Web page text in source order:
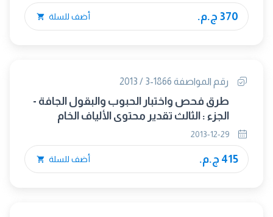
370 ج.م. أضف للسلة
رقم المواصفة 1866-3 / 2013
طرق فحص واختبار الحبوب والبقول الجافة -
الجزء : الثالث تقدير محتوى الألياف الخام
415 ج.م. أضف للسلة